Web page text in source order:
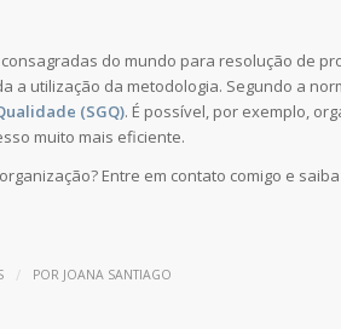
do mundo para resolução de
a utilização da metodologia. Segundo a
(SGQ). É possível, por exemplo,
muito mais eficiente.
Entre em contato comigo e
/ POR JOANA SANTIAGO